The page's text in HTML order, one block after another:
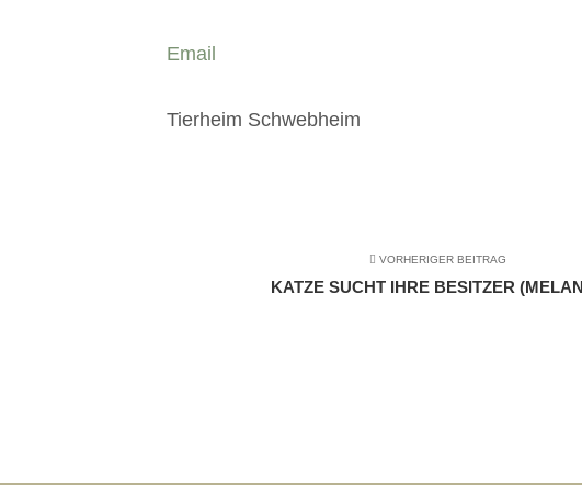
Email
Tierheim Schwebheim
VORHERIGER BEITRAG
KATZE SUCHT IHRE BESITZER